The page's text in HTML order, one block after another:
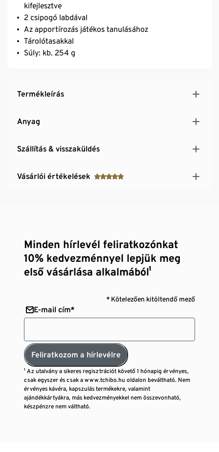
kifejlesztve
2 csipogó labdával
Az apportírozás játékos tanulásához
Tárolótasakkal
Súly: kb. 254 g
Termékleírás
Anyag
Szállítás & visszaküldés
Vásárlói értékelések
Minden hírlevél feliratkozónkat
10% kedvezménnyel lepjük meg
első vásárlása alkalmából¹
* Kötelezően kitöltendő mező
E-mail cím*
Feliratkozom a hírlevélre
¹ Az utalvány a sikeres regisztrációt követő 1 hónapig érvényes,
csak egyszer és csak a www.tchibo.hu oldalon beváltható. Nem
érvényes kávéra, kapszulás termékekre, valamint
ajándékkártyákra, más kedvezményekkel nem összevonható,
készpénzre nem váltható.